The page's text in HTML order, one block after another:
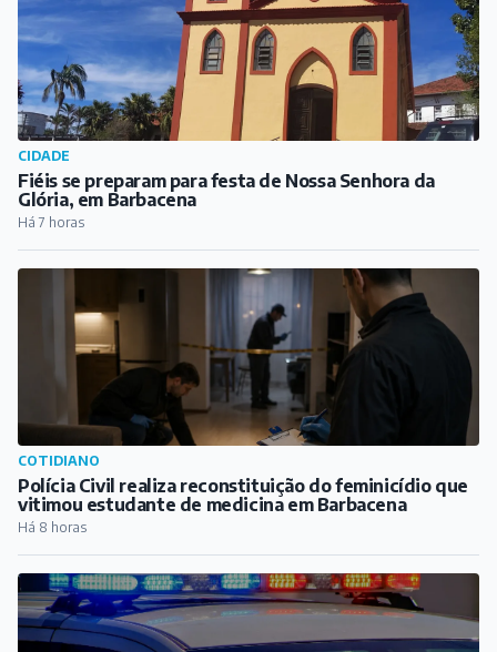
COTIDIANO
Polícia Civil realiza reconstituição do feminicídio que
vitimou estudante de medicina em Barbacena
Há 8 horas
CIDADE
Casal preso por tráfico de drogas em distrito de
Antônio Carlos
Há 8 horas